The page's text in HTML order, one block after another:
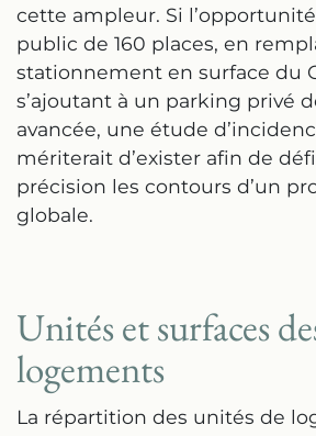
cette ampleur. Si
public de 160 places, en
stationnement en surface du
s’ajoutant à un parking privé
avancée, une étude
mériterait d’exister afin de
précision les contours d’un
globale.
Unités et surfaces
logements
La répartition des unités de